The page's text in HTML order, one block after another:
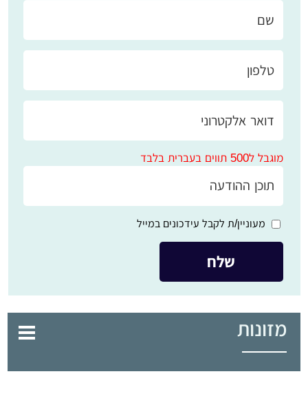
מוגבל ל500 תווים בעברית בלבד
מעוניין/ת לקבל עידכונים במייל
מזונות